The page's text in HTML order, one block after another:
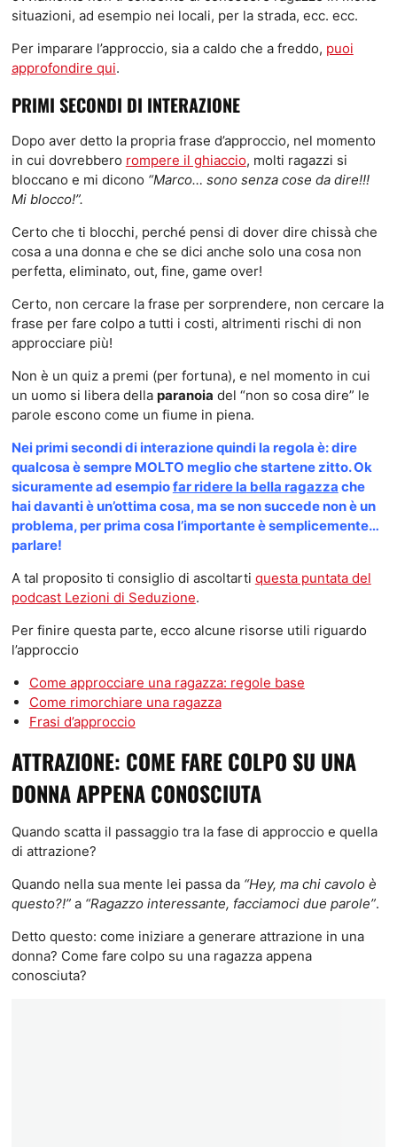
situazioni, ad esempio nei locali, per la strada, ecc. ecc.
Per imparare l’approccio, sia a caldo che a freddo, puoi
approfondire qui.
PRIMI SECONDI DI INTERAZIONE
Dopo aver detto la propria frase d’approccio, nel momento
in cui dovrebbero rompere il ghiaccio, molti ragazzi si
bloccano e mi dicono “Marco… sono senza cose da dire!!!
Mi blocco!”.
Certo che ti blocchi, perché pensi di dover dire chissà che
cosa a una donna e che se dici anche solo una cosa non
perfetta, eliminato, out, fine, game over!
Certo, non cercare la frase per sorprendere, non cercare la
frase per fare colpo a tutti i costi, altrimenti rischi di non
approcciare più!
Non è un quiz a premi (per fortuna), e nel momento in cui
un uomo si libera della paranoia del “non so cosa dire” le
parole escono come un fiume in piena.
Nei primi secondi di interazione quindi la regola è: dire
qualcosa è sempre MOLTO meglio che startene zitto. Ok
sicuramente ad esempiofar ridere la bella ragazza che
hai davanti è un’ottima cosa, ma se non succede non è un
problema, per prima cosa l’importante è semplicemente…
parlare!
A tal proposito ti consiglio di ascoltarti questa puntata del
podcast Lezioni di Seduzione.
Per finire questa parte, ecco alcune risorse utili riguardo
l’approccio
Come approcciare una ragazza: regole base
Come rimorchiare una ragazza
Frasi d’approccio
ATTRAZIONE: COME FARE COLPO SU UNA
DONNA APPENA CONOSCIUTA
Quando scatta il passaggio tra la fase di approccio e quella
di attrazione?
Quando nella sua mente lei passa da “Hey, ma chi cavolo è
questo?!”a “Ragazzo interessante, facciamoci due parole”.
Detto questo: come iniziare a generare attrazione in una
donna? Come fare colpo su una ragazza appena
conosciuta?